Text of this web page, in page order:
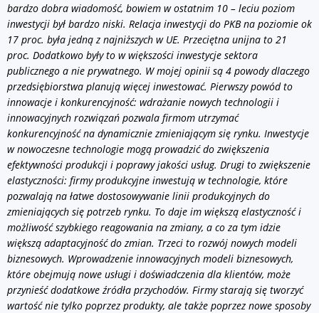
bardzo dobra wiadomość, bowiem w ostatnim 10 – leciu poziom
inwestycji był bardzo niski. Relacja inwestycji do PKB na poziomie ok
17 proc. była jedną z najniższych w UE. Przeciętna unijna to 21
proc. Dodatkowo były to w większości inwestycje sektora
publicznego a nie prywatnego. W mojej opinii są 4 powody dlaczego
przedsiębiorstwa planują więcej inwestować. Pierwszy powód to
innowacje i konkurencyjność: wdrażanie nowych technologii i
innowacyjnych rozwiązań pozwala firmom utrzymać
konkurencyjność na dynamicznie zmieniającym się rynku. Inwestycje
w nowoczesne technologie mogą prowadzić do zwiększenia
efektywności produkcji i poprawy jakości usług. Drugi to zwiększenie
elastyczności: firmy produkcyjne inwestują w technologie, które
pozwalają na łatwe dostosowywanie linii produkcyjnych do
zmieniających się potrzeb rynku. To daje im większą elastyczność i
możliwość szybkiego reagowania na zmiany, a co za tym idzie
większą adaptacyjność do zmian. Trzeci to rozwój nowych modeli
biznesowych. Wprowadzenie innowacyjnych modeli biznesowych,
które obejmują nowe usługi i doświadczenia dla klientów, może
przynieść dodatkowe źródła przychodów. Firmy starają się tworzyć
wartość nie tylko poprzez produkty, ale także poprzez nowe sposoby